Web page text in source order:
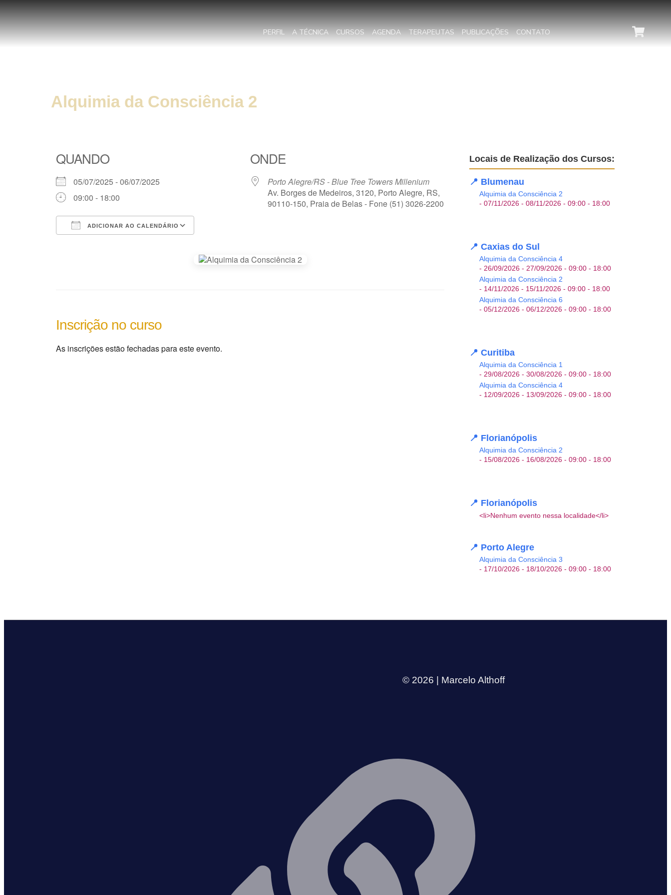
PERFIL A TÉCNICA CURSOS AGENDA TERAPEUTAS PUBLICAÇÕES CONTATO
Alquimia da Consciência 2
QUANDO
05/07/2025 - 06/07/2025
09:00 - 18:00
ADICIONAR AO CALENDÁRIO
ONDE
Porto Alegre/RS - Blue Tree Towers Millenium
Av. Borges de Medeiros, 3120, Porto Alegre, RS,
90110-150, Praia de Belas - Fone (51) 3026-2200
As inscrições estão fechadas para este evento.
Locais de Realização dos Cursos:
📍 Blumenau
Alquimia da Consciência 2
- 07/11/2026 - 08/11/2026 - 09:00 - 18:00
📍 Caxias do Sul
Alquimia da Consciência 4
- 26/09/2026 - 27/09/2026 - 09:00 - 18:00
Alquimia da Consciência 2
- 14/11/2026 - 15/11/2026 - 09:00 - 18:00
Alquimia da Consciência 6
- 05/12/2026 - 06/12/2026 - 09:00 - 18:00
📍 Curitiba
Alquimia da Consciência 1
- 29/08/2026 - 30/08/2026 - 09:00 - 18:00
Alquimia da Consciência 4
- 12/09/2026 - 13/09/2026 - 09:00 - 18:00
📍 Florianópolis
Alquimia da Consciência 2
- 15/08/2026 - 16/08/2026 - 09:00 - 18:00
📍 Florianópolis
<li>Nenhum evento nessa localidade</li>
📍 Porto Alegre
Alquimia da Consciência 3
- 17/10/2026 - 18/10/2026 - 09:00 - 18:00
© 2026 | Marcelo Althoff